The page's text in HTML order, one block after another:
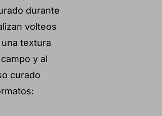
durante
volteos
textura
y al
curado